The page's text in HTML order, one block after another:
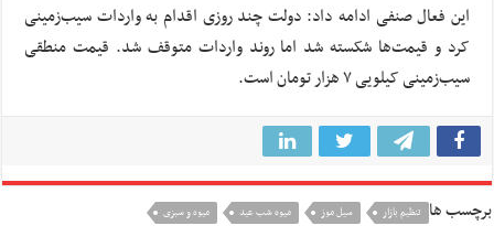
این فعال صنفی ادامه داد: دولت چند روزی اقدام به واردات سیب‌زمینی
کرد و قیمت‌ها شکسته شد اما روند واردات متوقف شد. قیمت منطقی
سیب‌زمینی کیلویی ۷ هزار تومان است.
برچسب ها تنظیم بازار سیل موز میوه شب عید میوه و سبزی